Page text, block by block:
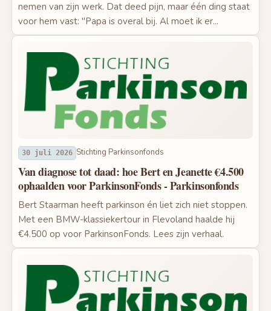
nemen van zijn werk. Dat deed pijn, maar één ding staat
voor hem vast: "Papa is overal bij. Al moet ik er...
30 juli 2026 Stichting Parkinsonfonds
Van diagnose tot daad: hoe Bert en Jeanette €4.500
ophaalden voor ParkinsonFonds - Parkinsonfonds
Bert Staarman heeft parkinson én liet zich niet stoppen.
Met een BMW-klassiekertour in Flevoland haalde hij
€4.500 op voor ParkinsonFonds. Lees zijn verhaal.